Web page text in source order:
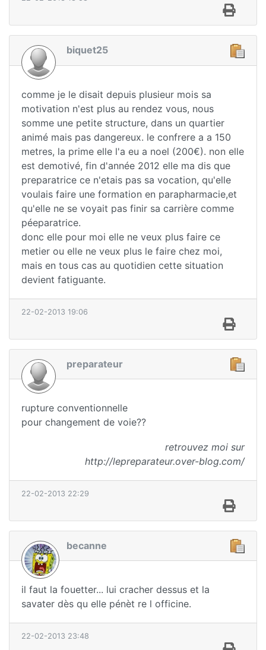
biquet25
comme je le disait depuis plusieur mois sa
motivation n'est plus au rendez vous, nous
somme une petite structure, dans un quartier
animé mais pas dangereux. le confrere a a 150
metres, la prime elle l'a eu a noel (200€). non elle
est demotivé, fin d'année 2012 elle ma dis que
preparatrice ce n'etais pas sa vocation, qu'elle
voulais faire une formation en parapharmacie,et
qu'elle ne se voyait pas finir sa carrière comme
péeparatrice.
donc elle pour moi elle ne veux plus faire ce
metier ou elle ne veux plus le faire chez moi,
mais en tous cas au quotidien cette situation
devient fatiguante.
22-02-2013 19:06
preparateur
rupture conventionnelle
pour changement de voie??
retrouvez moi sur
http://lepreparateur.over-blog.com/
22-02-2013 22:29
becanne
il faut la fouetter... lui cracher dessus et la
savater dès qu elle pénèt re l officine.
22-02-2013 23:48